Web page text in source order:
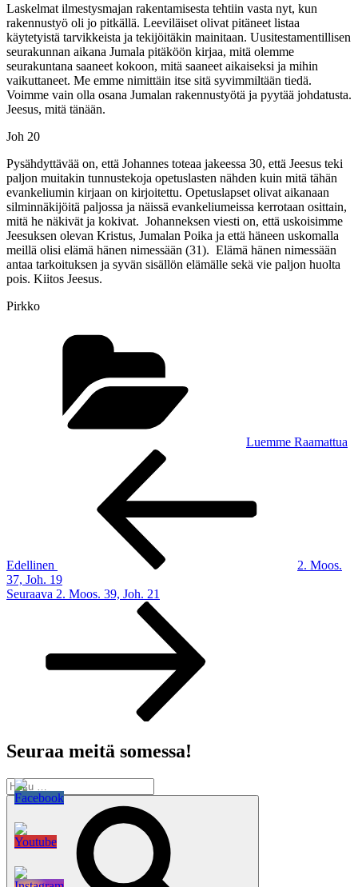
Laskelmat ilmestysmajan rakentamisesta tehtiin vasta nyt, kun
rakennustyö oli jo pitkällä. Leeviläiset olivat pitäneet listaa
käytetyistä tarvikkeista ja tekijöitäkin mainitaan. Uusitestamentillisen
seurakunnan aikana Jumala pitäköön kirjaa, mitä olemme
seurakuntana saaneet kokoon, mitä saaneet aikaiseksi ja mihin
vaikuttaneet. Me emme nimittäin itse sitä syvimmiltään tiedä.
Voimme vain olla osana Jumalan rakennustyötä ja pyytää johdatusta.
Jeesus, mitä tänään.
Joh 20
Pysähdyttävää on, että Johannes toteaa jakeessa 30, että Jeesus teki
paljon muitakin tunnustekoja opetuslasten nähden kuin mitä tähän
evankeliumin kirjaan on kirjoitettu. Opetuslapset olivat aikanaan
silminnäkijöitä paljossa ja näissä evankeliumeissa kerrotaan osittain,
mitä he näkivät ja kokivat. Johanneksen viesti on, että uskoisimme
Jeesuksen olevan Kristus, Jumalan Poika ja että häneen uskomalla
meillä olisi elämä hänen nimessään (31). Elämä hänen nimessään
antaa tarkoituksen ja syvän sisällön elämälle sekä vie paljon huolta
pois. Kiitos Jeesus.
Pirkko
Luemme Raamattua
Edellinen
2. Moos.
37, Joh. 19
Seuraava
Seuraava 2. Moos. 39, Joh. 21
Seuraa meitä somessa!
Etsi: